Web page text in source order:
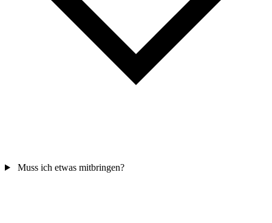
Muss ich etwas mitbringen?